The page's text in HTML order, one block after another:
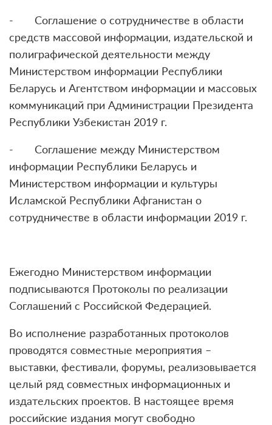
- Соглашение о сотрудничестве в области
средств массовой информации, издательской и
полиграфической деятельности между
Министерством информации Республики
Беларусь и Агентством информации и массовых
коммуникаций при Администрации Президента
Республики Узбекистан 2019 г.
- Соглашение между Министерством
информации Республики Беларусь и
Министерством информации и культуры
Исламской Республики Афганистан о
сотрудничестве в области информации 2019 г.
Ежегодно Министерством информации
подписываются Протоколы по реализации
Соглашений с Российской Федерацией.
Во исполнение разработанных протоколов
проводятся совместные мероприятия –
выставки, фестивали, форумы, реализовывается
целый ряд совместных информационных и
издательских проектов. В настоящее время
российские издания могут свободно